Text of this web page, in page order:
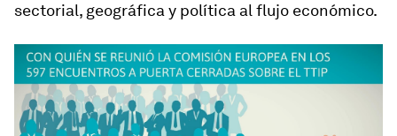
sectorial, geográfica y política al flujo económico.